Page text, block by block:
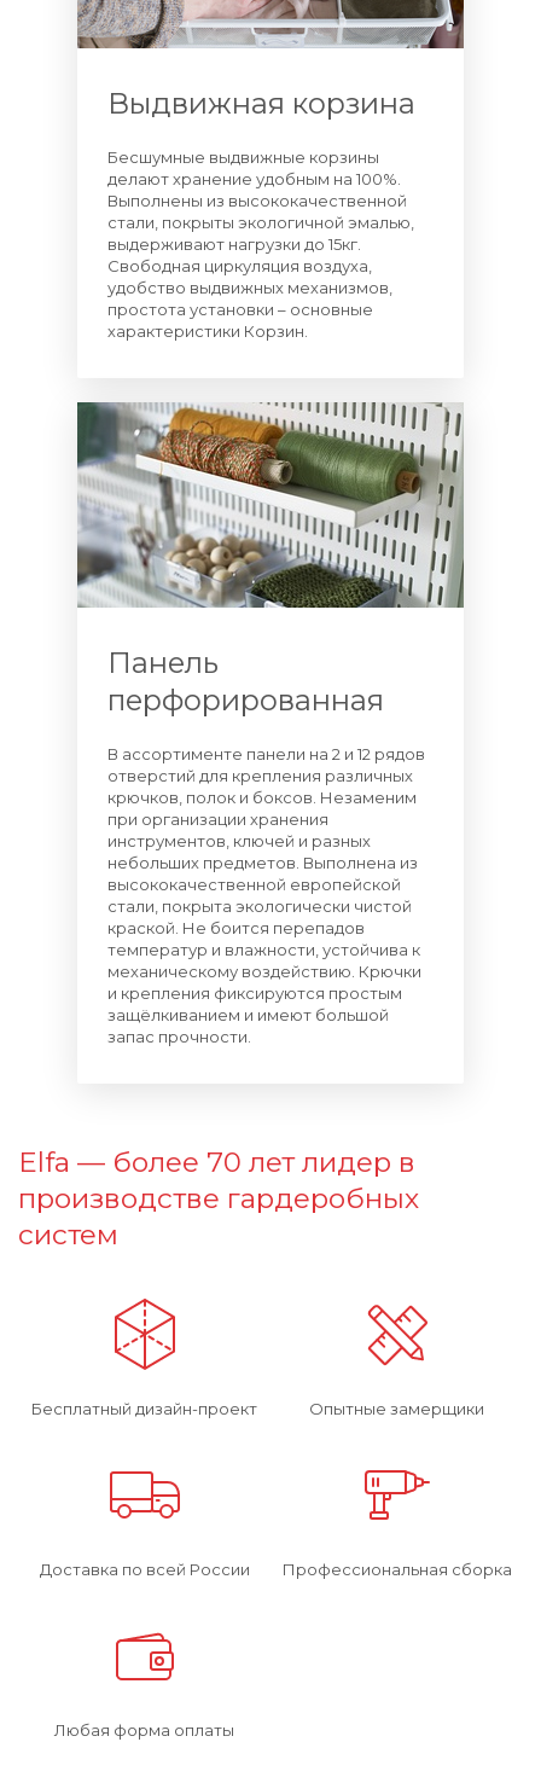
Выдвижная корзина
Бесшумные выдвижные корзины
делают хранение удобным на 100%.
Выполнены из высококачественной
стали, покрыты экологичной эмалью,
выдерживают нагрузки до 15кг.
Свободная циркуляция воздуха,
удобство выдвижных механизмов,
простота установки – основные
характеристики Корзин.
Панель
перфорированная
В ассортименте панели на 2 и 12 рядов
отверстий для крепления различных
крючков, полок и боксов. Незаменим
при организации хранения
инструментов, ключей и разных
небольших предметов. Выполнена из
высококачественной европейской
стали, покрыта экологически чистой
краской. Не боится перепадов
температур и влажности, устойчива к
механическому воздействию. Крючки
и крепления фиксируются простым
защёлкиванием и имеют большой
запас прочности.
Elfa — более 70 лет лидер в
производстве гардеробных
систем
Бесплатный дизайн-проект Опытные замерщики
Доставка по всей России Профессиональная сборка
Любая форма оплаты